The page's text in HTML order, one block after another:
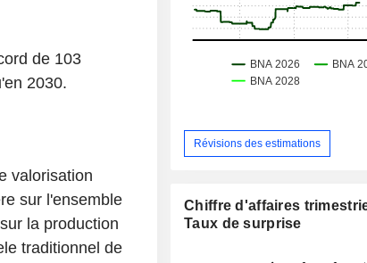
de 103
2030.
valorisation
sur l'ensemble
la production
traditionnel de
Révisions des estimations
Chiffre d'affaires
Taux de surprise